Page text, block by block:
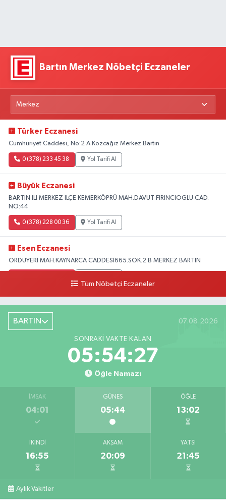
Bartın Merkez Nöbetçi Eczaneler
Türker Eczanesi
Cumhuriyet Caddesi, No:2 A Kozcağız Merkez Bartın
0 (378) 233 45 38 Yol Tarifi Al
Büyük Eczanesi
BARTIN ILI MERKEZ ILÇE KEMERKÖPRÜ MAH.DAVUT FIRINCIOGLU CAD.
NO:44
0 (378) 228 00 36 Yol Tarifi Al
Esen Eczanesi
ORDUYERİ MAH.KAYNARCA CADDESİ665.SOK.2 B MERKEZ BARTIN
Şiremirçavuş Mahallesi, Kırıkçı Zeliha Ana Sokak No:20 8 Merkez Bartın
0 (378) 227 85 45
Tüm Nöbetçi Eczaneler
BARTIN 07.08.2026
SONRAKI VAKTE KALAN
05:54:26
Öğle Namazı
İMSAK
04:01
GÜNEŞ
05:44
ÖĞLE
13:02
İKINDI
16:55
AKŞAM
20:09
YATSI
21:45
Aylık Vakitler